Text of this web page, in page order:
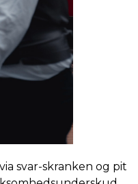
svar-skranken og pit